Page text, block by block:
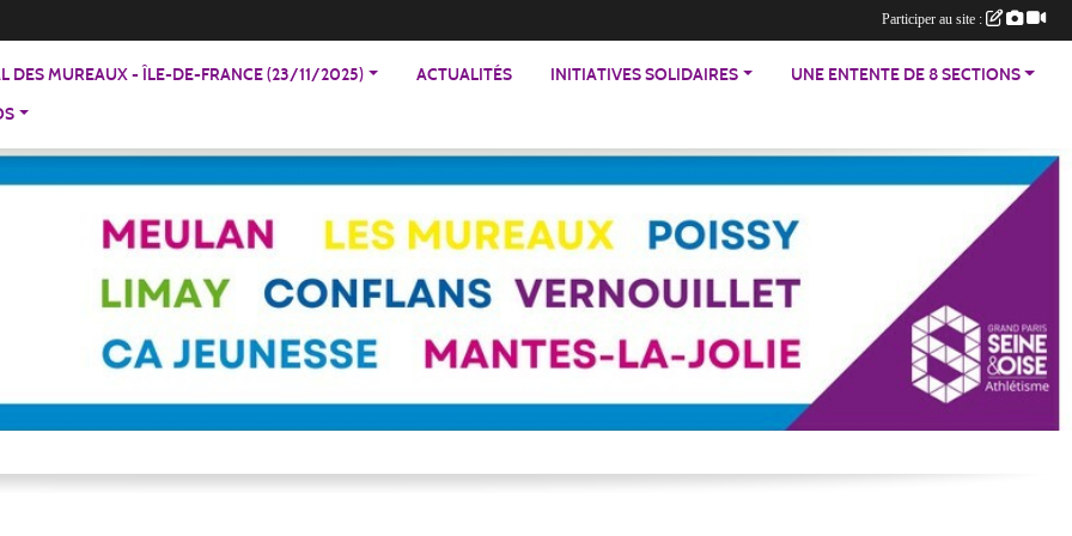
DES MUREAUX - ÎLE-DE-FRANCE (23/11/2025) ACTUALITÉS INITIATIVES SOLIDAIRES
UNE ENTENTE DE 8 SECTIONS
Participer au site :